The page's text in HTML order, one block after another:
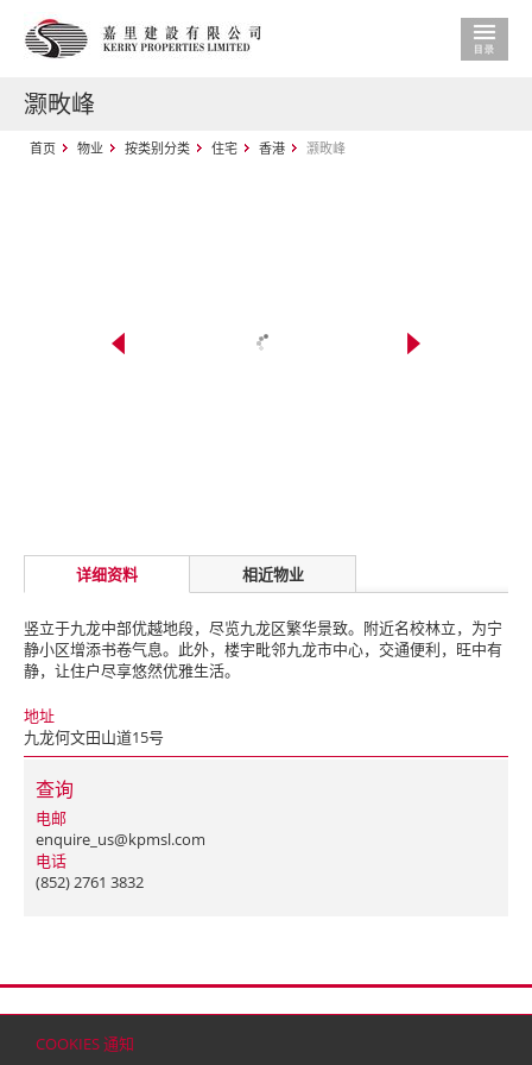
COOKIES 通知
灏畋峰
首页 物业 按类别分类 住宅 香港 灏畋峰
详细资料 相近物业
竖立于九龙中部优越地段，尽览九龙区繁华景致。附近名校林立，为宁
静小区增添书卷气息。此外，楼宇毗邻九龙市中心，交通便利，旺中有
静，让住户尽享悠然优雅生活。
地址
九龙何文田山道15号
查询
电邮
enquire_us@kpmsl.com
电话
(852) 2761 3832
© 2026 嘉里建设有限公司 (于百慕达注册成立之有限公司)